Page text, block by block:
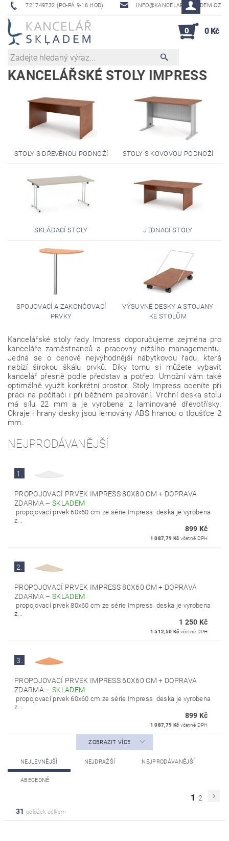
721749732 (PO-PÁ 9-16 HOD) INFO@KANCELAR-SKLADEM.CZ
0 0 Kč
KANCELÁŘSKÉ STOLY IMPRESS
STOLY S DŘEVĚNOU PODNOŽÍ STOLY S KOVOVOU PODNOŽÍ
SKLÁDACÍ STOLY JEDNACÍ STOLY
SPOJOVACÍ A ZAKONČOVACÍ
PRVKY
VÝSUVNÉ DESKY A STOJANY
KE STOLŮM
Kancelářské stoly řady Impress doporučujeme zejména pro
kanceláře zaměstnanců a pracovny nižšího managementu.
Jedná se o cenově nejvýhodnější nábytkovou řadu, která
nabízí širokou škálu prvků. Díky tomu si můžete vybavit
kancelář přesně podle představ a potřeb. Umožní vám také
optimálně využít konkrétní prostor. Stoly Impress oceníte při
práci na počítači i při běžném papírování. Vrchní deska stolu
má sílu 22 mm a jevyrobena z laminované dřevotřísky.
Okraje i hrany desky jsou lemovány ABS hranou o tloušťce 2
mm.
NEJPRODÁVANĚJŠÍ
1.
PROPOJOVACÍ PRVEK IMPRESS 80X80 CM + DOPRAVA
ZDARMA –SKLADEM
propojovací prvek 60x60 cm ze série Impress deska je vyrobena
z...
899 Kč
1 087,79 Kč včetně DPH
2.
PROPOJOVACÍ PRVEK IMPRESS 80X60 CM + DOPRAVA
ZDARMA –SKLADEM
propojovací prvek 80x60 cm ze série Impress deska je vyrobena
z...
1 250 Kč
1 512,50 Kč včetně DPH
3.
PROPOJOVACÍ PRVEK IMPRESS 60X60 CM + DOPRAVA
ZDARMA –SKLADEM
propojovací prvek 60x60 cm ze série Impress deska je vyrobena
z...
899 Kč
1 087,79 Kč včetně DPH
ZOBRAZIT VÍCE
NEJLEVNĚJŠÍ NEJDRAŽŠÍ NEJPRODÁVANĚJŠÍ
ABECEDNĚ
1 2
31 položek celkem